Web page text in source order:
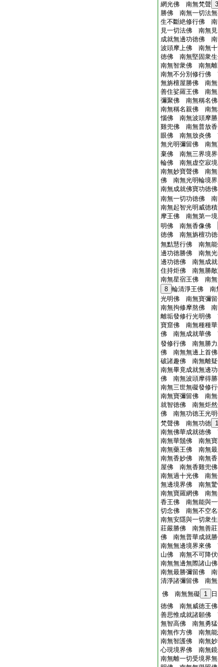
網光佛 南無梵聲 3
勝佛 南無一切法
生不斷絶修行佛
見一切法佛 南無
成就無邊功徳佛
波頭摩上佛 南無
徳佛 南無堅固衆
南無智衆佛 南無
南無不分別修行佛
無旃檀屋勝佛 南
善住娑羅王佛 南
彌聚佛 南無稱名
南無稱名親佛 南
惱佛 南無波頭摩
雞兜佛 南無普放
眼佛 南無放炎佛
無光明彌留佛 南
棄佛 南無三界境
輪佛 南無虚空寂
南無妙寶聲佛 南
佛 南無光明輪境
南無成就佛寶功徳
南無一切功徳佛
南無起智光明威徳
摩王佛 南無第一
明佛 南無香像佛
徳佛 南無旃檀功
無黠慧行佛 南無
邊功徳勝佛 南無
邊功徳佛 南無成
住持炬佛 南無勝
南無星宿王佛 南
8 輪清淨王佛 南
光明佛 南無寶彌
南無拘修摩熬佛
離垢發修行光明佛
寶窟佛 南無種種
佛 南無成就華佛
發修行佛 南無勝
佛 南無無邊上首
破諸趣佛 南無離
南無畢竟成就無邊
佛 南無波頭摩得
南無三世無礙發修
南無寶彌留佛 南
就智徳佛 南無炬
佛 南無功徳王光
梵聲佛 南無功徳
南無佛華成就徳佛
南無華鬚佛 南無
南無藥王佛 南無
南無香妙佛 南無
屋佛 南無香雞兜
南無過十光佛 南
無邊境界佛 南無驚
南無寶羅網佛 南
香王佛 南無能與
切念佛 南無不空
南無安隱與一切衆
莊嚴勝佛 南無善
佛 南無普華成就
南無無邊境界來佛
山佛 南無不可降
南無無邊無際諸山
南無最勝彌留佛
清淨諸彌留佛 南
佛 南無無礙
1
日
徳佛 南無威徳王
善思惟成就諸願佛
無智高佛 南無勇
南無作方佛 南無
南無智護佛 南無
心現境界佛 南無
南無離一切受境界